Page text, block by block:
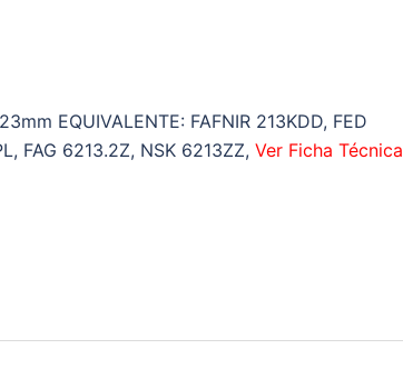
EQUIVALENTE: FAFNIR 213KDD, FED
FAG 6213.2Z, NSK 6213ZZ, Ver Ficha Técnica